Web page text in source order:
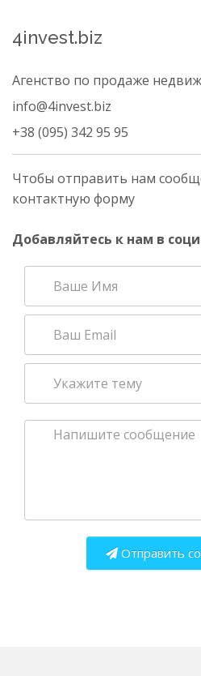
4invest.biz
Агенство по продаже
info@4invest.biz
+38 (095) 342 95 95
Чтобы отправить нам
контактную форму
Добавляйтесь к нам в
Отправить